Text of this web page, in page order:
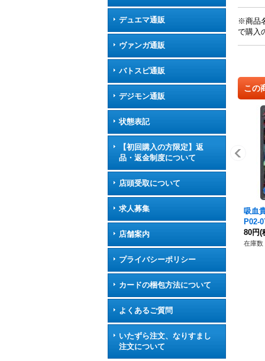
デュエマ通販
ヴァンガ通販
バトスピ通販
デジモン通販
状態表記
【初回購入の方限定】返
品・返金制度について
店頭受取について
求人募集
店舗案内
プライバシーポリシー
カードの梱包方法について
よくあるご質問
いたずら注文、なりすまし
注文について
※商品
で購入
この
吸血
P02-
80円(
在庫数